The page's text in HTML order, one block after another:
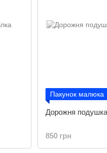
Пакунок малюка
Дорожня
850 грн